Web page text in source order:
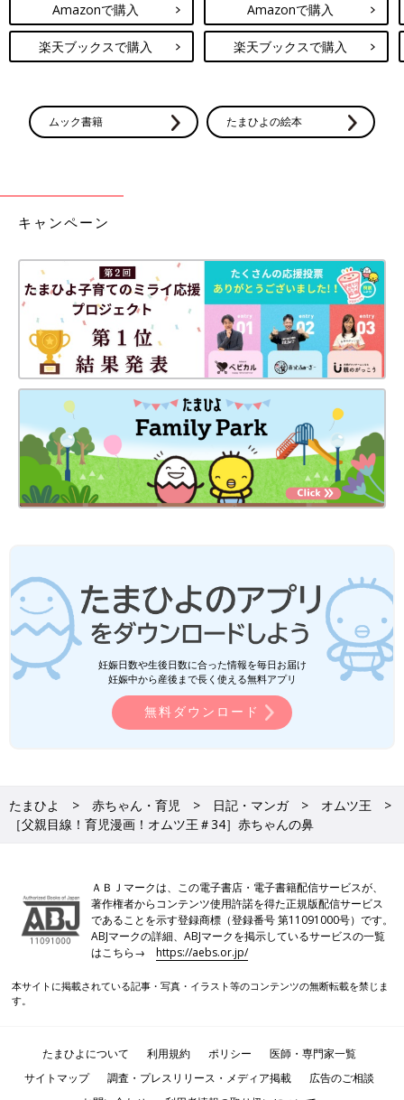
Amazonで購入
楽天ブックスで購入
Amazonで購入
楽天ブックスで購入
ムック書籍 たまひよの絵本
キャンペーン
妊娠日数や生後日数に合った情報を毎日お届け
妊娠中から産後まで長く使える無料アプリ
無料ダウンロード
たまひよ 赤ちゃん・育児 日記・マンガ
オムツ王
［父親目線！育児漫画！オムツ王＃34］赤ちゃんの鼻
ＡＢＪマークは、この電子書店・電子書籍配信サービスが、
著作権者からコンテンツ使用許諾を得た正規版配信サービス
であることを示す登録商標（登録番号 第11091000号）です。
ABJマークの詳細、ABJマークを掲示しているサービスの一覧
はこちら→https://aebs.or.jp/
本サイトに掲載されている記事・写真・イラスト等のコンテンツの無断転載を禁じま
す。
たまひよについて 利用規約 ポリシー
医師・専門家一覧
サイトマップ
調査・プレスリリース・メディア掲載
広告のご相談